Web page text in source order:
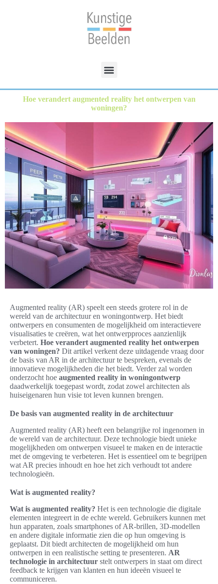
Hoe verandert augmented reality het ontwerpen van
woningen?
Augmented reality (AR) speelt een steeds grotere rol in de
wereld van de architectuur en woningontwerp. Het biedt
ontwerpers en consumenten de mogelijkheid om interactievere
visualisaties te creëren, wat het ontwerpproces aanzienlijk
verbetert. Hoe verandert augmented reality het ontwerpen
van woningen? Dit artikel verkent deze uitdagende vraag door
de basis van AR in de architectuur te bespreken, evenals de
innovatieve mogelijkheden die het biedt. Verder zal worden
onderzocht hoe augmented reality in woningontwerp
daadwerkelijk toegepast wordt, zodat zowel architecten als
huiseigenaren hun visie tot leven kunnen brengen.
De basis van augmented reality in de architectuur
Augmented reality (AR) heeft een belangrijke rol ingenomen in
de wereld van de architectuur. Deze technologie biedt unieke
mogelijkheden om ontwerpen visueel te maken en de interactie
met de omgeving te verbeteren. Het is essentieel om te begrijpen
wat AR precies inhoudt en hoe het zich verhoudt tot andere
technologieën.
Wat is augmented reality?
Wat is augmented reality? Het is een technologie die digitale
elementen integreert in de echte wereld. Gebruikers kunnen met
hun apparaten, zoals smartphones of AR-brillen, 3D-modellen
en andere digitale informatie zien die op hun omgeving is
geplaatst. Dit biedt architecten de mogelijkheid om hun
ontwerpen in een realistische setting te presenteren. AR
technologie in architectuur stelt ontwerpers in staat om direct
feedback te krijgen van klanten en hun ideeën visueel te
communiceren.